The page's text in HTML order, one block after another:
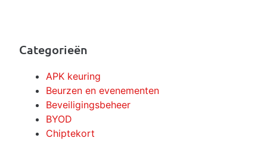
Categorieën
APK keuring
Beurzen en evenementen
Beveiligingsbeheer
BYOD
Chiptekort